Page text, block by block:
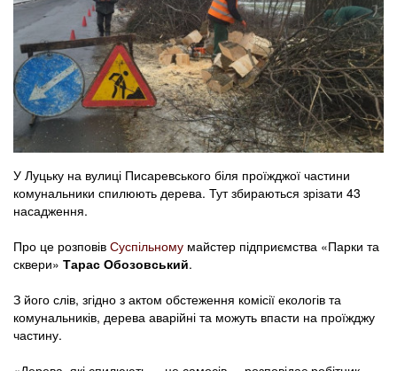
У Луцьку на вулиці Писаревського біля проїжджої частини
комунальники спилюють дерева. Тут збираються зрізати 43
насадження.
Про це розповів Суспільному майстер підприємства «Парки та
сквери» Тарас Обозовський.
З його слів, згідно з актом обстеження комісії екологів та
комунальників, дерева аварійні та можуть впасти на проїжджу
частину.